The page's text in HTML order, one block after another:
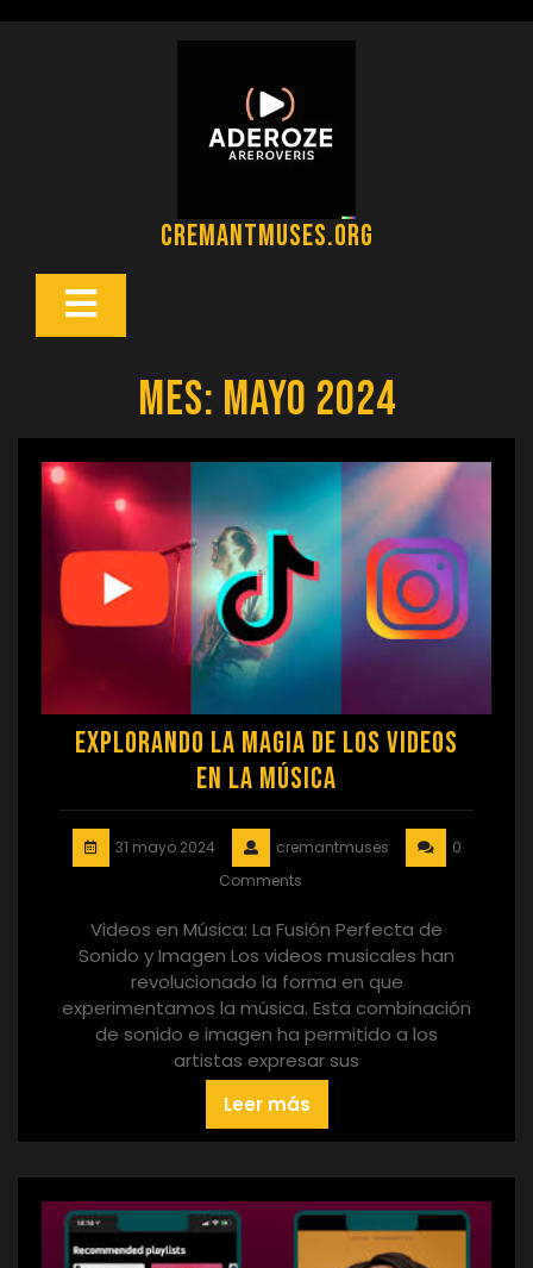
cremantmuses.org
Botón
Mes: mayo 2024
Explorando la Magia de los Videos
en la Música
31 mayo 2024 cremantmuses
0
Comments
Videos en Música: La Fusión Perfecta de
Sonido y Imagen Los videos musicales han
revolucionado la forma en que
experimentamos la música. Esta combinación
de sonido e imagen ha permitido a los
artistas expresar sus
Leer más